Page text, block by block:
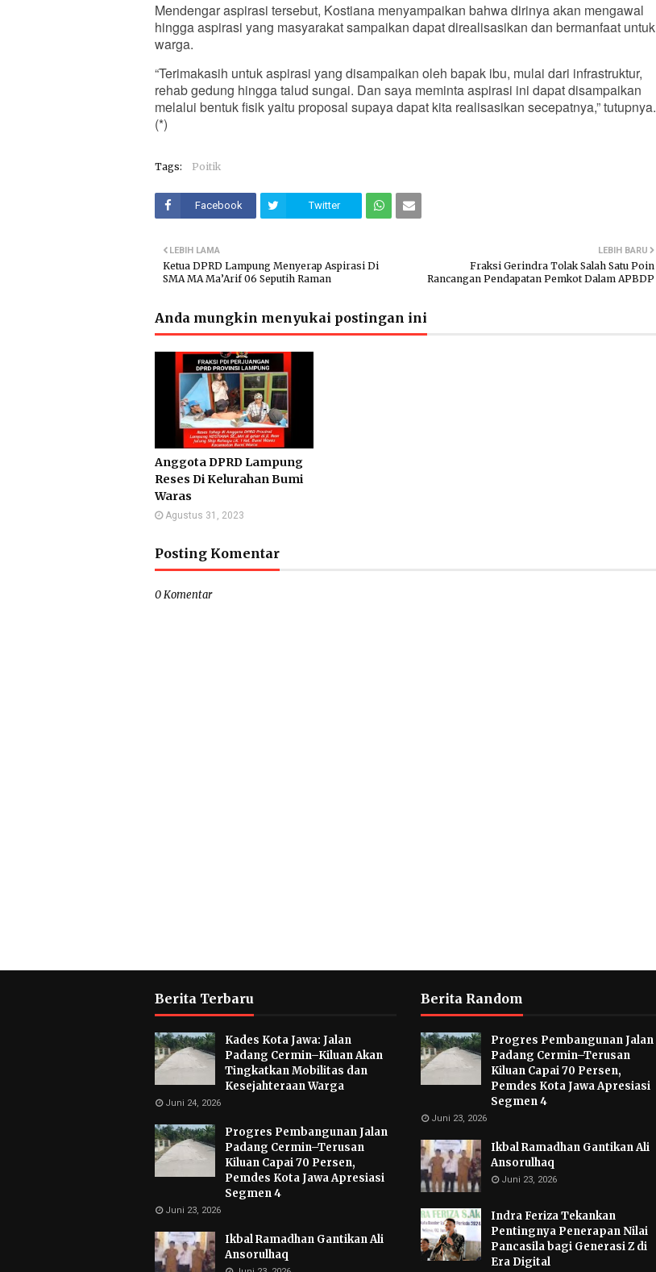
Mendengar aspirasi tersebut, Kostiana menyampaikan bahwa dirinya akan mengawal
hingga aspirasi yang masyarakat sampaikan dapat direalisasikan dan bermanfaat untuk
warga.
“Terimakasih untuk aspirasi yang disampaikan oleh bapak ibu, mulai dari infrastruktur,
rehab gedung hingga talud sungai. Dan saya meminta aspirasi ini dapat disampaikan
melalui bentuk fisik yaitu proposal supaya dapat kita realisasikan secepatnya,” tutupnya.
(*)
Tags: Poitik
Facebook Twitter
LEBIH BARU
Fraksi Gerindra Tolak Salah Satu Poin
Rancangan Pendapatan Pemkot Dalam APBDP
LEBIH LAMA
Ketua DPRD Lampung Menyerap Aspirasi Di
SMA MA Ma’Arif 06 Seputih Raman
Anda mungkin menyukai postingan ini
Anggota DPRD Lampung
Reses Di Kelurahan Bumi
Waras
Agustus 31, 2023
Posting Komentar
0 Komentar
Berita Terbaru
Kades Kota Jawa: Jalan
Padang Cermin–Kiluan Akan
Tingkatkan Mobilitas dan
Kesejahteraan Warga
Juni 24, 2026
Progres Pembangunan Jalan
Padang Cermin–Terusan
Kiluan Capai 70 Persen,
Pemdes Kota Jawa Apresiasi
Segmen 4
Juni 23, 2026
Ikbal Ramadhan Gantikan Ali
Ansorulhaq
Berita Random
Progres Pembangunan Jalan
Padang Cermin–Terusan
Kiluan Capai 70 Persen,
Pemdes Kota Jawa Apresiasi
Segmen 4
Juni 23, 2026
Ikbal Ramadhan Gantikan Ali
Ansorulhaq
Juni 23, 2026
Indra Feriza Tekankan
Pentingnya Penerapan Nilai
Pancasila bagi Generasi Z di
Era Digital